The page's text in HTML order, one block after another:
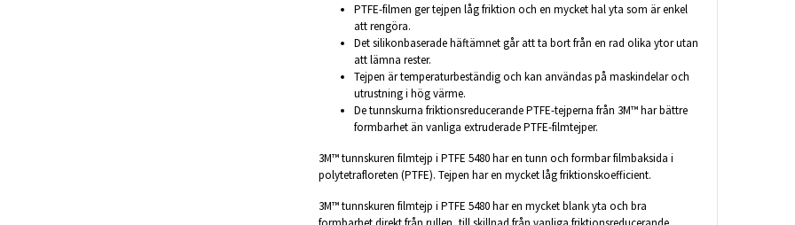
PTFE-filmen ger tejpen låg friktion och en mycket hal yta som är enkel
att rengöra.
Det silikonbaserade häftämnet går att ta bort från en rad olika ytor utan
att lämna rester.
Tejpen är temperaturbeständig och kan användas på maskindelar och
utrustning i hög värme.
De tunnskurna friktionsreducerande PTFE-tejperna från 3M™ har bättre
formbarhet än vanliga extruderade PTFE-filmtejper.
3M™ tunnskuren filmtejp i PTFE 5480 har en tunn och formbar filmbaksida i
polytetrafloreten (PTFE). Tejpen har en mycket låg friktionskoefficient.
3M™ tunnskuren filmtejp i PTFE 5480 har en mycket blank yta och bra